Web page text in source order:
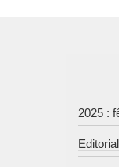
2025 :